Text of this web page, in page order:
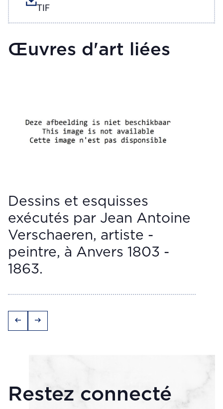
TIF
Œuvres d'art liées
Dessins et esquisses
exécutés par Jean Antoine
Verschaeren, artiste -
peintre, à Anvers 1803 -
1863.
arrow_left_alt arrow_right_alt
Restez connecté